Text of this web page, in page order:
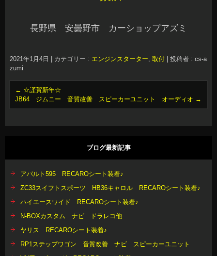
長野県 安曇野市 カーショップアズミ
2021年1月4日 カテゴリー : エンジンスターター, 取付
投稿者 : cs-a
zumi
← ☆謹賀新年☆
JB64 ジムニー 音質改善 スピーカーユニット オーディオ →
ブログ最新記事
アバルト595 RECAROシート装着♪
ZC33スイフトスポーツ HB36キャロル RECAROシート装着♪
ハイエースワイド RECAROシート装着♪
N-BOXカスタム ナビ ドラレコ他
ヤリス RECAROシート装着♪
RP1ステップワゴン 音質改善 ナビ スピーカーユニット